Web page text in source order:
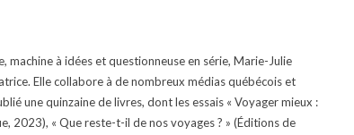
machine à idées et questionneuse en série, Marie-Julie
Elle collabore à de nombreux médias québécois et
une quinzaine de livres, dont les essais « Voyager mieux :
2023), « Que reste-t-il de nos voyages ? » (Éditions de